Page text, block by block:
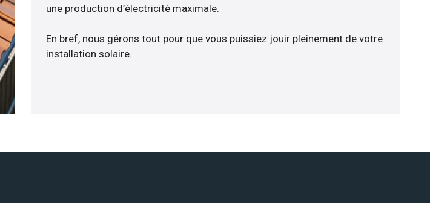
une production d’électricité maximale.
En bref, nous gérons tout pour que vous puissiez jouir pleinement de votre
installation solaire.